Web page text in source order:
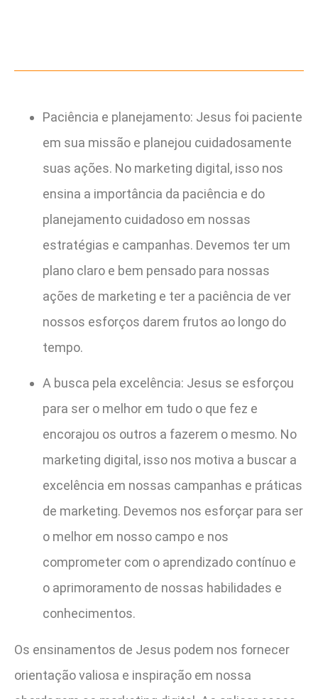
Paciência e planejamento: Jesus foi paciente
em sua missão e planejou cuidadosamente
suas ações. No marketing digital, isso nos
ensina a importância da paciência e do
planejamento cuidadoso em nossas
estratégias e campanhas. Devemos ter um
plano claro e bem pensado para nossas
ações de marketing e ter a paciência de ver
nossos esforços darem frutos ao longo do
tempo.
A busca pela excelência: Jesus se esforçou
para ser o melhor em tudo o que fez e
encorajou os outros a fazerem o mesmo. No
marketing digital, isso nos motiva a buscar a
excelência em nossas campanhas e práticas
de marketing. Devemos nos esforçar para ser
o melhor em nosso campo e nos
comprometer com o aprendizado contínuo e
o aprimoramento de nossas habilidades e
conhecimentos.
Os ensinamentos de Jesus podem nos fornecer
orientação valiosa e inspiração em nossa